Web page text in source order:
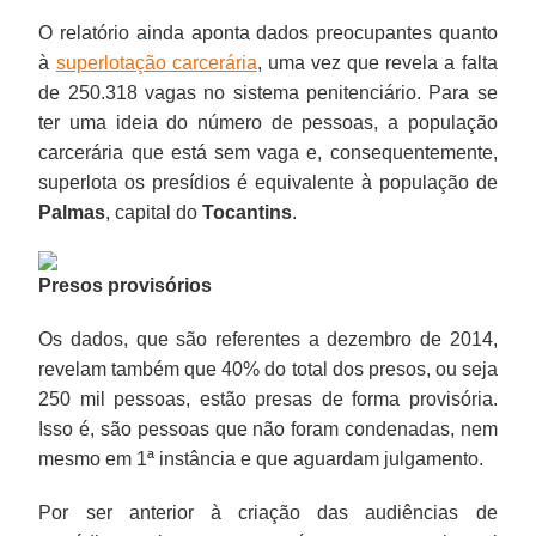
O relatório ainda aponta dados preocupantes quanto
à superlotação carcerária, uma vez que revela a falta
de 250.318 vagas no sistema penitenciário. Para se
ter uma ideia do número de pessoas, a população
carcerária que está sem vaga e, consequentemente,
superlota os presídios é equivalente à população de
Palmas, capital doTocantins.
Presos provisórios
Os dados, que são referentes a dezembro de 2014,
revelam também que 40% do total dos presos, ou seja
250 mil pessoas, estão presas de forma provisória.
Isso é, são pessoas que não foram condenadas, nem
mesmo em 1ª instância e que aguardam julgamento.
Por ser anterior à criação das audiências de